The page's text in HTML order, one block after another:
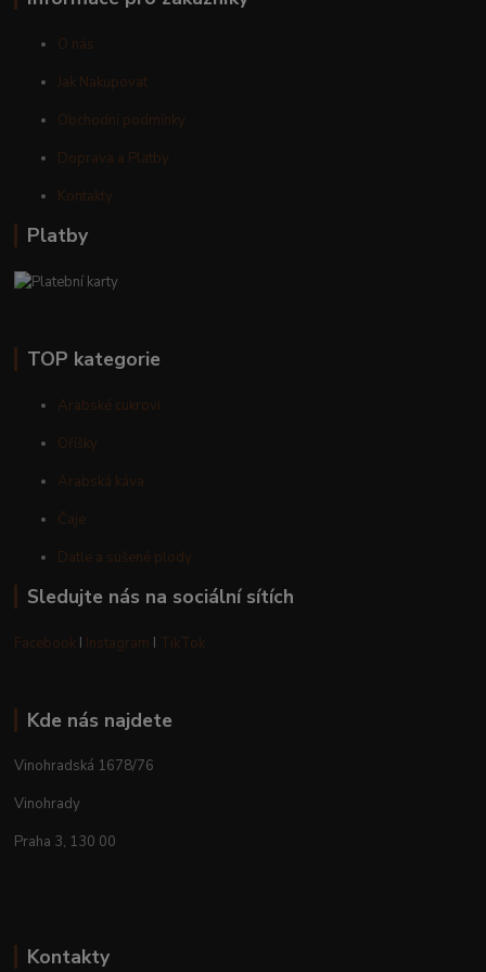
O nás
Jak Nakupovat
Obchodní podmínky
Doprava a Platby
Kontakty
Platby
TOP kategorie
Arabské cukroví
Oříšky
Arabská káva
Čaje
Datle a sušené plody
Sledujte nás na sociální sítích
Facebook I Instagram I TikTok
Kde nás najdete
Vinohradská 1678/76
Vinohrady
Praha 3, 130 00
Kontakty